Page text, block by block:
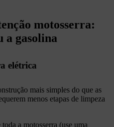
motosserra:
a gasolina
elétrica
mais simples do que as
menos etapas de limpeza
a motosserra (use uma